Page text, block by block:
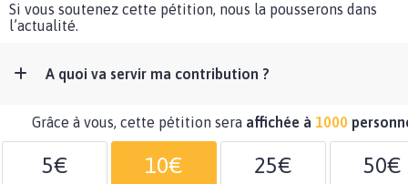
Si vous soutenez cette pétition, nous la pousserons dans
l’actualité.
A quoi va servir ma contribution ?
Grâce à vous, cette pétition sera affichée à 1000
5€ 10€ 25€ 50€